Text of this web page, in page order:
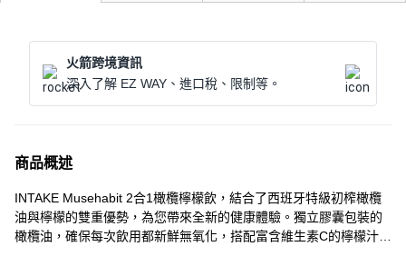
火箭跨境資訊
深入了解 EZ WAY、進口稅、限制等。
商品概述
INTAKE Musehabit 2合1橄欖檸檬飲，結合了西班牙特級初榨橄欖
油與檸檬的雙重優勢，為您帶來全新的健康體驗。獨立膠囊包裝的
橄欖油，確保每次飲用都新鮮無氧化，搭配富含維生素C的檸檬汁，